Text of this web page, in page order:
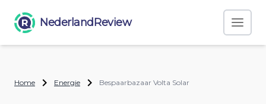
NederlandReview
Home Energie Bespaarbazaar Volta Solar